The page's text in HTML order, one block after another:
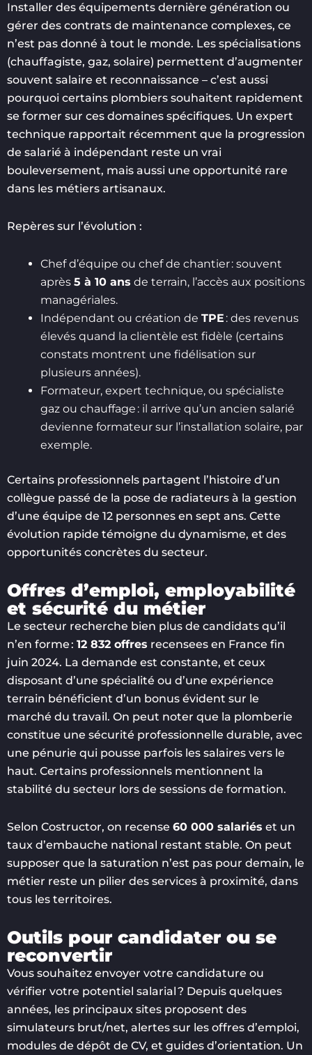
Installer des équipements dernière génération ou
gérer des contrats de maintenance complexes, ce
n’est pas donné à tout le monde. Les spécialisations
(chauffagiste, gaz, solaire) permettent d’augmenter
souvent salaire et reconnaissance – c’est aussi
pourquoi certains plombiers souhaitent rapidement
se former sur ces domaines spécifiques. Un expert
technique rapportait récemment que la progression
de salarié à indépendant reste un vrai
bouleversement, mais aussi une opportunité rare
dans les métiers artisanaux.
Repères sur l’évolution :
Chef d’équipe ou chef de chantier : souvent
après 5 à 10 ans de terrain, l’accès aux positions
managériales.
Indépendant ou création de TPE : des revenus
élevés quand la clientèle est fidèle (certains
constats montrent une fidélisation sur
plusieurs années).
Formateur, expert technique, ou spécialiste
gaz ou chauffage : il arrive qu’un ancien salarié
devienne formateur sur l’installation solaire, par
exemple.
Certains professionnels partagent l’histoire d’un
collègue passé de la pose de radiateurs à la gestion
d’une équipe de 12 personnes en sept ans. Cette
évolution rapide témoigne du dynamisme, et des
opportunités concrètes du secteur.
Offres d’emploi, employabilité
et sécurité du métier
Le secteur recherche bien plus de candidats qu’il
n’en forme : 12 832 offres recensees en France fin
juin 2024. La demande est constante, et ceux
disposant d’une spécialité ou d’une expérience
terrain bénéficient d’un bonus évident sur le
marché du travail. On peut noter que la plomberie
constitue une sécurité professionnelle durable, avec
une pénurie qui pousse parfois les salaires vers le
haut. Certains professionnels mentionnent la
stabilité du secteur lors de sessions de formation.
Selon Costructor, on recense 60 000 salariés et un
taux d’embauche national restant stable. On peut
supposer que la saturation n’est pas pour demain, le
métier reste un pilier des services à proximité, dans
tous les territoires.
Outils pour candidater ou se
reconvertir
Vous souhaitez envoyer votre candidature ou
vérifier votre potentiel salarial ? Depuis quelques
années, les principaux sites proposent des
simulateurs brut/net, alertes sur les offres d’emploi,
modules de dépôt de CV, et guides d’orientation. Un